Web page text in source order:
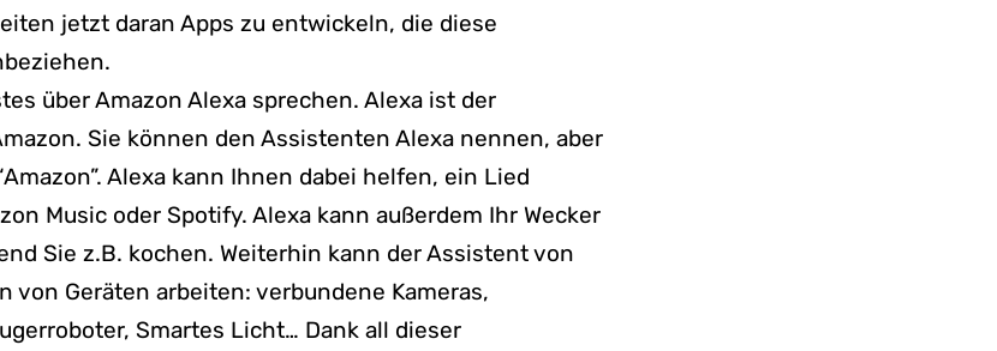
jetzt daran Apps zu entwickeln, die diese
über Amazon Alexa sprechen. Alexa ist der
Sie können den Assistenten Alexa nennen, aber
Alexa kann Ihnen dabei helfen, ein Lied
Music oder Spotify. Alexa kann außerdem Ihr Wecker
Sie z.B. kochen. Weiterhin kann der Assistent von
von Geräten arbeiten: verbundene Kameras,
Smartes Licht… Dank all dieser